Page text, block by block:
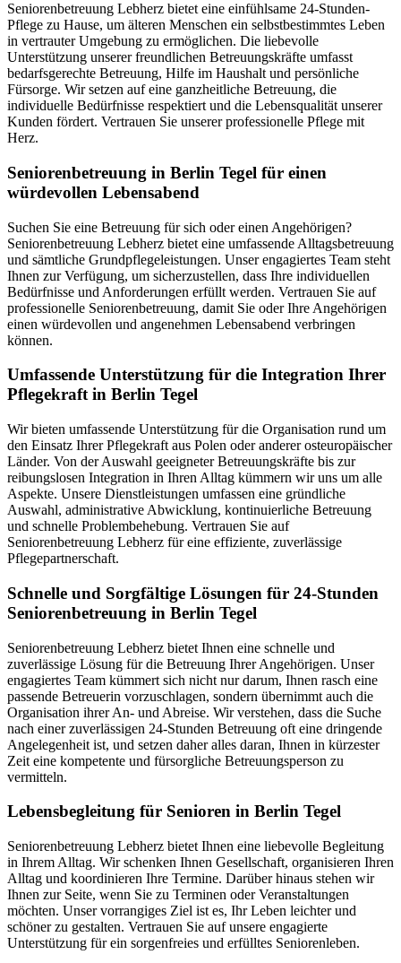
Seniorenbetreuung Lebherz bietet eine einfühlsame 24-Stunden-
Pflege zu Hause, um älteren Menschen ein selbstbestimmtes Leben
in vertrauter Umgebung zu ermöglichen. Die liebevolle
Unterstützung unserer freundlichen Betreuungskräfte umfasst
bedarfsgerechte Betreuung, Hilfe im Haushalt und persönliche
Fürsorge. Wir setzen auf eine ganzheitliche Betreuung, die
individuelle Bedürfnisse respektiert und die Lebensqualität unserer
Kunden fördert. Vertrauen Sie unserer professionelle Pflege mit
Herz.
Senioren­betreuung in Berlin Tegel für einen
würdevollen Lebensabend
Suchen Sie eine Betreuung für sich oder einen Angehörigen?
Seniorenbetreuung Lebherz bietet eine umfassende Alltagsbetreuung
und sämtliche Grundpflegeleistungen. Unser engagiertes Team steht
Ihnen zur Verfügung, um sicherzustellen, dass Ihre individuellen
Bedürfnisse und Anforderungen erfüllt werden. Vertrauen Sie auf
professionelle Seniorenbetreuung, damit Sie oder Ihre Angehörigen
einen würdevollen und angenehmen Lebensabend verbringen
können.
Umfassende Unterstützung für die Integration Ihrer
Pflegekraft in Berlin Tegel
Wir bieten umfassende Unterstützung für die Organisation rund um
den Einsatz Ihrer Pflegekraft aus Polen oder anderer osteuropäischer
Länder. Von der Auswahl geeigneter Betreuungskräfte bis zur
reibungslosen Integration in Ihren Alltag kümmern wir uns um alle
Aspekte. Unsere Dienstleistungen umfassen eine gründliche
Auswahl, administrative Abwicklung, kontinuierliche Betreuung
und schnelle Problembehebung. Vertrauen Sie auf
Seniorenbetreuung Lebherz für eine effiziente, zuverlässige
Pflegepartnerschaft.
Schnelle und Sorgfältige Lösungen für 24-Stunden
Seniorenbetreuung in Berlin Tegel
Seniorenbetreuung Lebherz bietet Ihnen eine schnelle und
zuverlässige Lösung für die Betreuung Ihrer Angehörigen. Unser
engagiertes Team kümmert sich nicht nur darum, Ihnen rasch eine
passende Betreuerin vorzuschlagen, sondern übernimmt auch die
Organisation ihrer An- und Abreise. Wir verstehen, dass die Suche
nach einer zuverlässigen 24-Stunden Betreuung oft eine dringende
Angelegenheit ist, und setzen daher alles daran, Ihnen in kürzester
Zeit eine kompetente und fürsorgliche Betreuungsperson zu
vermitteln.
Lebensbegleitung für Senioren in Berlin Tegel
Seniorenbetreuung Lebherz bietet Ihnen eine liebevolle Begleitung
in Ihrem Alltag. Wir schenken Ihnen Gesellschaft, organisieren Ihren
Alltag und koordinieren Ihre Termine. Darüber hinaus stehen wir
Ihnen zur Seite, wenn Sie zu Terminen oder Veranstaltungen
möchten. Unser vorrangiges Ziel ist es, Ihr Leben leichter und
schöner zu gestalten. Vertrauen Sie auf unsere engagierte
Unterstützung für ein sorgenfreies und erfülltes Seniorenleben.